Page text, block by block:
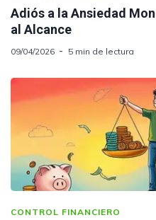
Adiós a la Ansiedad
al Alcance
09/04/2026 5 min de lectura
CONTROL FINANCIERO